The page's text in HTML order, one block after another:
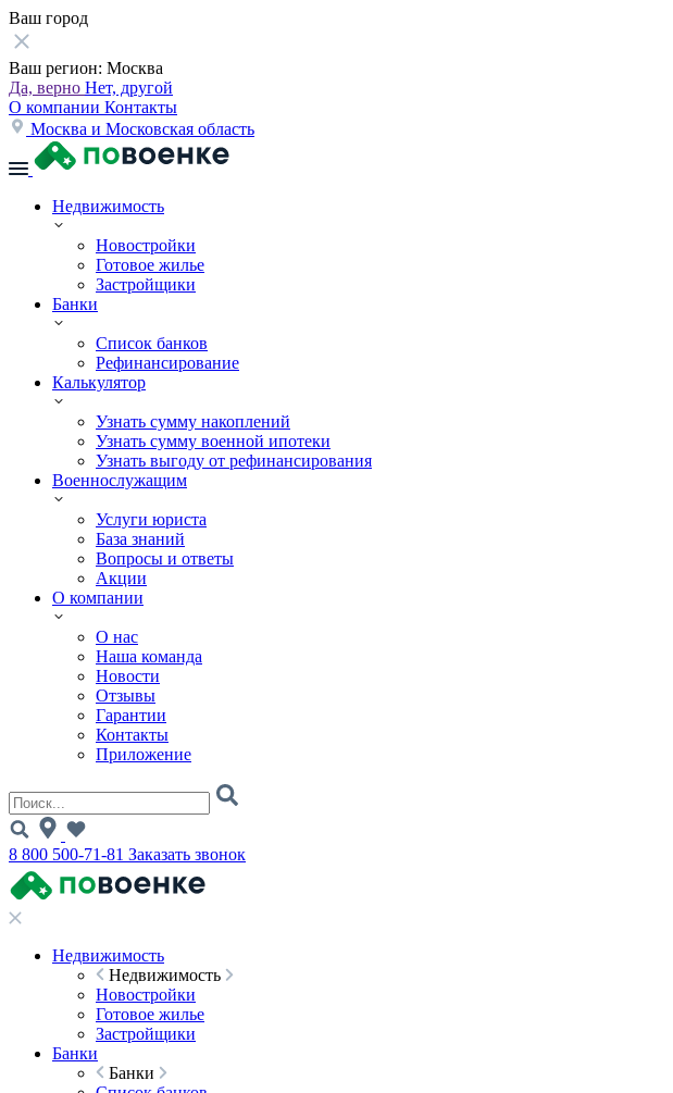
Ваш город
Ваш регион: Москва
Да, верно Нет, другой
О компании Контакты
Москва и Московская область
Недвижимость
Новостройки
Готовое жилье
Застройщики
Банки
Список банков
Рефинансирование
Калькулятор
Узнать сумму накоплений
Узнать сумму военной ипотеки
Узнать выгоду от рефинансирования
Военнослужащим
Услуги юриста
База знаний
Вопросы и ответы
Акции
О компании
О нас
Наша команда
Новости
Отзывы
Гарантии
Контакты
Приложение
8 800 500-71-81 Заказать звонок
Недвижимость
Недвижимость
Новостройки
Готовое жилье
Застройщики
Банки
Банки